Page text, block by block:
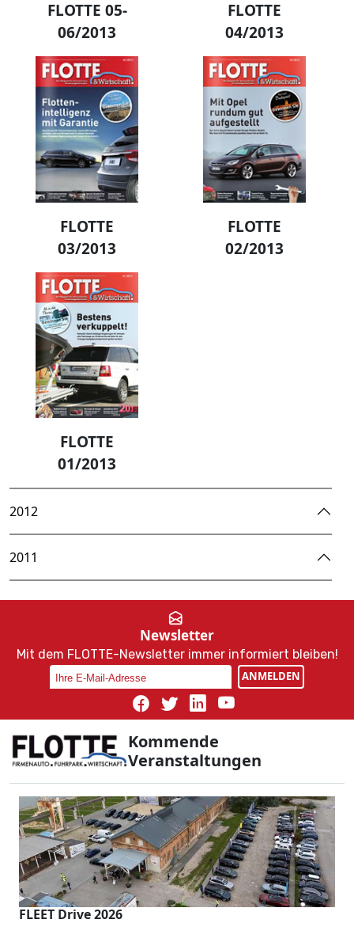
FLOTTE 05-
06/2013
FLOTTE
04/2013
FLOTTE
03/2013
FLOTTE
02/2013
FLOTTE
01/2013
2012
2011
Newsletter
Mit dem FLOTTE-Newsletter immer informiert bleiben!
ANMELDEN
Kommende
Veranstaltungen
FLEET Drive 2026